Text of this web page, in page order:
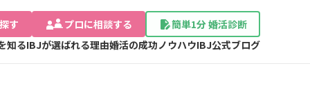
す プロに相談する
簡単1分 婚活診断
知るIBJが選ばれる理由婚活の成功ノウハウIBJ公式ブログ